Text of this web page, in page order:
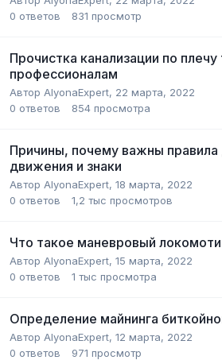
0 ответов 831 просмотр
Прочистка канализации по плечу
профессионалам
Автор AlyonaExpert, 22 марта, 2022
0 ответов 854 просмотра
Причины, почему важны
движения и знаки
Автор AlyonaExpert, 18 марта, 2022
0 ответов 1,2 тыс просмотров
Что такое маневровый
Автор AlyonaExpert, 15 марта, 2022
0 ответов 1 тыс просмотра
Определение майнинга
Автор AlyonaExpert, 12 марта, 2022
0 ответов 971 просмотр